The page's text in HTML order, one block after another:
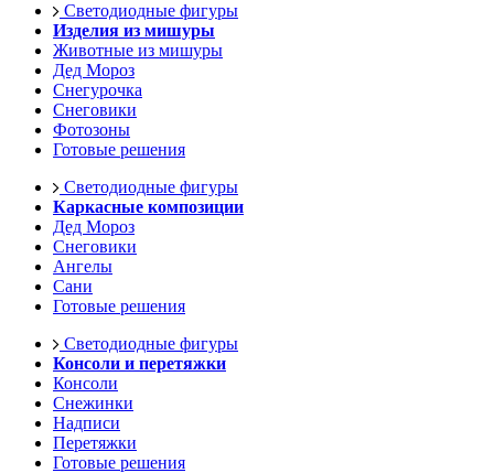
Светодиодные фигуры
Изделия из мишуры
Животные из мишуры
Дед Мороз
Снегурочка
Снеговики
Фотозоны
Готовые решения
Светодиодные фигуры
Каркасные композиции
Дед Мороз
Снеговики
Ангелы
Сани
Готовые решения
Светодиодные фигуры
Консоли и перетяжки
Консоли
Снежинки
Надписи
Перетяжки
Готовые решения